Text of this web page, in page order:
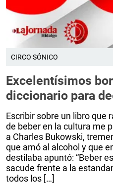
CIRCO SÓNICO
Excelentísimos
diccionario para
Escribir sobre un libro que
de beber en la cultura me
a Charles Bukowski,
que amó al alcohol y que
destilaba apuntó: “Beber
sacude frente a la
todos los […]